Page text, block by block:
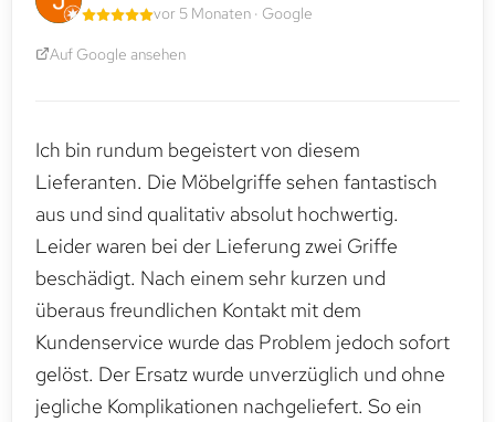
vor 5 Monaten · Google
Auf Google ansehen
Ich bin rundum begeistert von diesem
Lieferanten. Die Möbelgriffe sehen fantastisch
aus und sind qualitativ absolut hochwertig.
Leider waren bei der Lieferung zwei Griffe
beschädigt. Nach einem sehr kurzen und
überaus freundlichen Kontakt mit dem
Kundenservice wurde das Problem jedoch sofort
gelöst. Der Ersatz wurde unverzüglich und ohne
jegliche Komplikationen nachgeliefert. So ein